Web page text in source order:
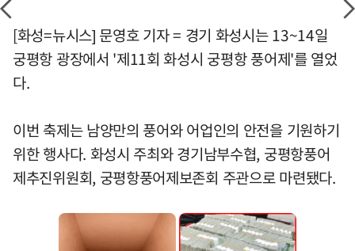
[화성=뉴시스] 문영호 기자 = 경기 화성시는 13~14일
궁평항 광장에서 '제11회 화성시 궁평항 풍어제'를 열었
다.
이번 축제는 남양만의 풍어와 어업인의 안전을 기원하기
위한 행사다. 화성시 주최와 경기남부수협, 궁평항풍어
제추진위원회, 궁평항풍어제보존회 주관으로 마련됐다.